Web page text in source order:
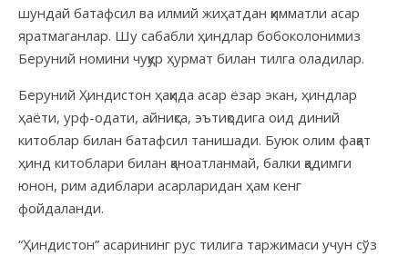
шундай батафсил ва илмий жиҳатдан қимматли асар
яратмаганлар. Шу сабабли ҳиндлар бобоколонимиз
Беруний номини чуқур ҳурмат билан тилга оладилар.
Беруний Ҳиндистон ҳақида асар ёзар экан, ҳиндлар
ҳаёти, урф-одати, айниқса, эътиқодига оид диний
китоблар билан батафсил танишади. Буюк олим фақат
ҳинд китоблари билан қаноатланмай, балки қадимги
юнон, рим адиблари асарларидан ҳам кенг
фойдаланди.
“Ҳиндистон” асарининг рус тилига таржимаси учун сўз